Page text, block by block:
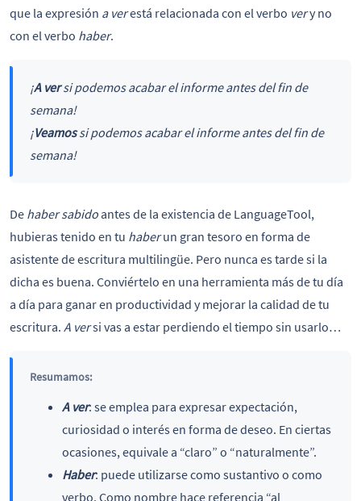
que la expresión a verestá relacionada con el verbo very no
con el verbo haber.
¡A versi podemos acabar el informe antes del fin de
semana!
¡Veamossi podemos acabar el informe antes del fin de
semana!
De haber sabidoantes de la existencia de LanguageTool,
hubieras tenido en tu haberun gran tesoro en forma de
asistente de escritura multilingüe. Pero nunca es tarde si la
dicha es buena. Conviértelo en una herramienta más de tu día
a día para ganar en productividad y mejorar la calidad de tu
escritura. A versi vas a estar perdiendo el tiempo sin usarlo…
Resumamos:
A ver: se emplea para expresar expectación,
curiosidad o interés en forma de deseo. En ciertas
ocasiones, equivale a “claro” o “naturalmente”.
Haber: puede utilizarse como sustantivo o como
verbo. Como nombre hace referencia “al